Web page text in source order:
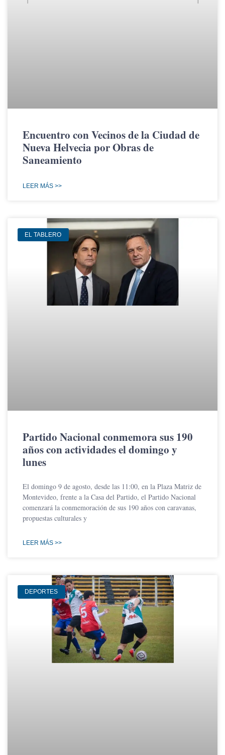
Encuentro con Vecinos de la Ciudad de
Nueva Helvecia por Obras de
Saneamiento
LEER MÁS >>
EL TABLERO
Partido Nacional conmemora sus 190
años con actividades el domingo y
lunes
El domingo 9 de agosto, desde las 11:00, en la Plaza Matriz de
Montevideo, frente a la Casa del Partido, el Partido Nacional
comenzará la conmemoración de sus 190 años con caravanas,
propuestas culturales y
LEER MÁS >>
DEPORTES